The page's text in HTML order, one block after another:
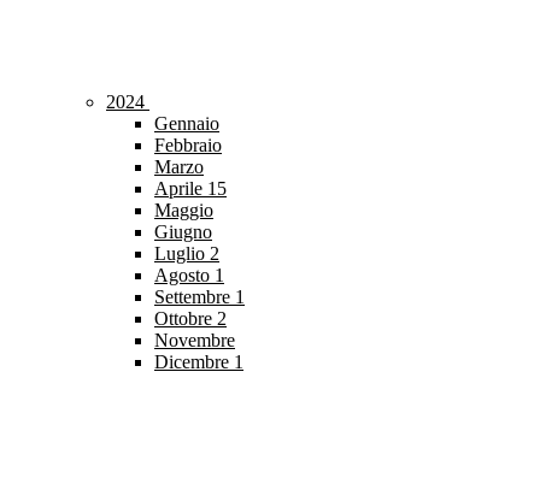
2024
Gennaio
Febbraio
Marzo
Aprile 15
Maggio
Giugno
Luglio 2
Agosto 1
Settembre 1
Ottobre 2
Novembre
Dicembre 1